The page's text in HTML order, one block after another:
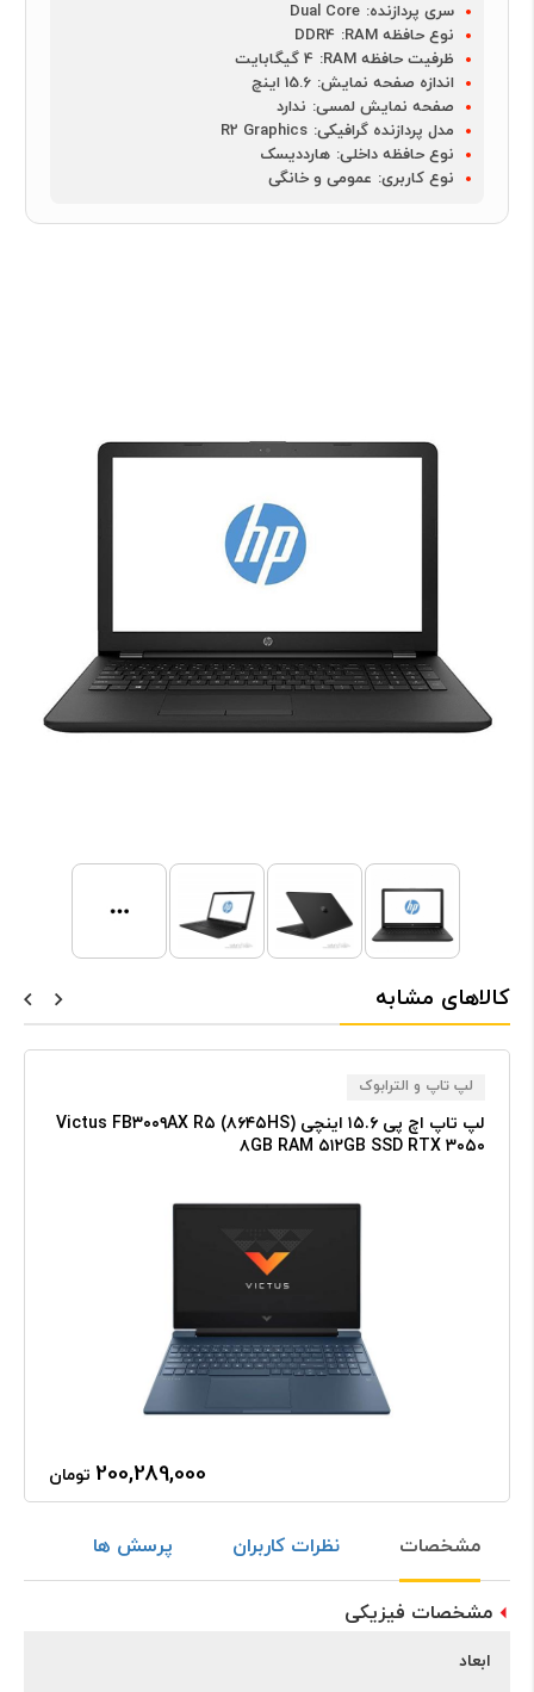
سری پردازنده: Dual Core
نوع حافظه RAM:
DDR4
ظرفیت حافظه RAM:
4 گیگابایت
اندازه صفحه نمایش: 15.6 اینچ
صفحه نمایش لمسی: ندارد
مدل پردازنده گرافیکی: R2 Graphics
نوع حافظه داخلی: هارددیسک
نوع کاربری: عمومی و خانگی
کالاهای مشابه
لپ تاپ و الترابوک
لپ تاپ اچ پی ۱۵.۶ اینچی Victus FB۳۰۰۹AX R۵ (۸۶۴۵HS)
۸GB RAM ۵۱۲GB SSD RTX ۳۰۵۰
200,289,000 تومان
مشخصات نظرات کاربران پرسش ها
مشخصات فیزیکی
ابعاد